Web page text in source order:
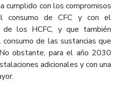
cumplido con los compromisos
consumo de CFC y con el
de los HCFC, y que también
de las sustancias que
obstante, para el año 2030
adicionales y con una